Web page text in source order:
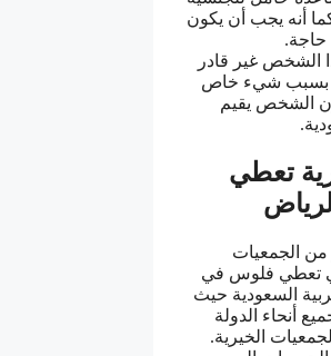
أنه يجب أن يكون
الشخص غير قادر
بسبب شيء خاص
الشخص يقيم
تعطي
من الجمعيات
تعطي فلوس في
السعودية حيث
أنحاء الدولة
الخيرية.